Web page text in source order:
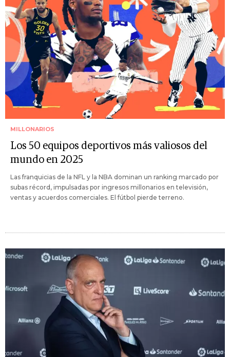
MILLONARIOS
Los 50 equipos deportivos más valiosos del
mundo en 2025
Las franquicias de la NFL y la NBA dominan un ranking marcado por
subas récord, impulsadas por ingresos millonarios en televisión,
ventas y acuerdos comerciales. El fútbol pierde terreno.